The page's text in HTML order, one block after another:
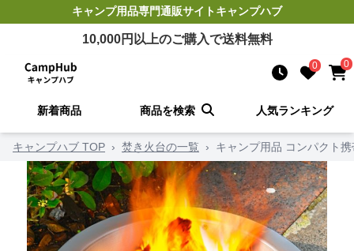
キャンプ用品専門通販サイトキャンプハブ
10,000円以上のご購入で送料無料
0 0
新着商品 商品を検索 人気ランキング
キャンプハブ TOP › 焚き火台の一覧 › キャンプ用品 コンパクト